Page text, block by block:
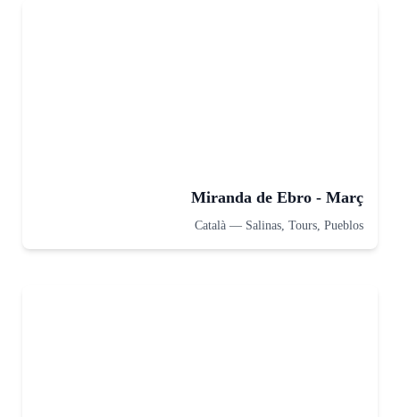
Miranda de Ebro - Març
Català — Salinas, Tours, Pueblos